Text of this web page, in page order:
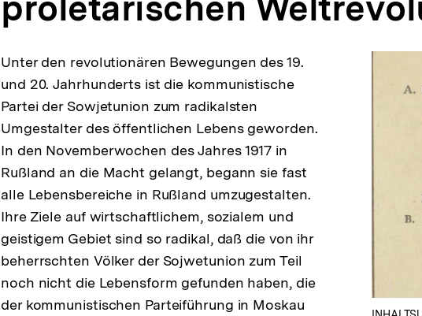
Unter den revolutionären Bewegungen des 19.
und 20. Jahrhunderts ist die kommunistische
Partei der Sowjetunion zum radikalsten
Umgestalter des öffentlichen Lebens geworden.
In den Novemberwochen des Jahres 1917 in
Rußland an die Macht gelangt, begann sie fast
alle Lebensbereiche in Rußland umzugestalten.
Ihre Ziele auf wirtschaftlichem, sozialem und
geistigem Gebiet sind so radikal, daß die von ihr
beherrschten Völker der Sojwetunion zum Teil
noch nicht die Lebensform gefunden haben, die
der kommunistischen Parteiführung in Moskau